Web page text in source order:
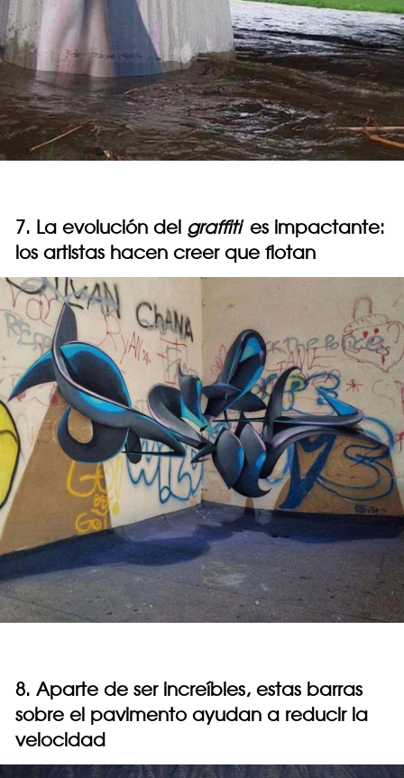
7. La evolución del graffities impactante:
los artistas hacen creer que flotan
8. Aparte de ser increíbles, estas barras
sobre el pavimento ayudan a reducir la
velocidad